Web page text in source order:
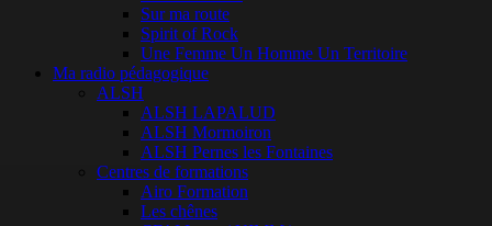
Sur ma route
Spirit of Rock
Une Femme Un Homme Un Territoire
Ma radio pédagogique
ALSH
ALSH LAPALUD
ALSH Mormoiron
ALSH Pernes les Fontaines
Centres de formations
Airo Formation
Les chênes